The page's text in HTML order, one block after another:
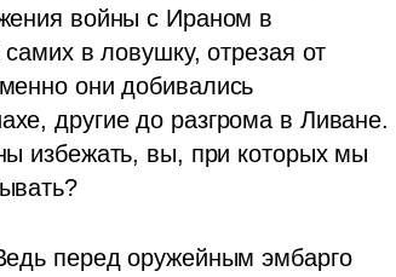
войны с Ираном в
в ловушку, отрезая от
они добивались
другие до разгрома в Ливане.
избежать, вы, при которых мы
перед оружейным эмбарго